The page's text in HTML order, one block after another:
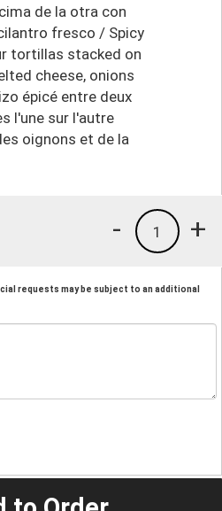
de la otra con
fresco / Spicy
tortillas stacked on
cheese, onions
épicé entre deux
l'une sur l'autre
oignons et de la
+
1
-
requests may be subject to an additional